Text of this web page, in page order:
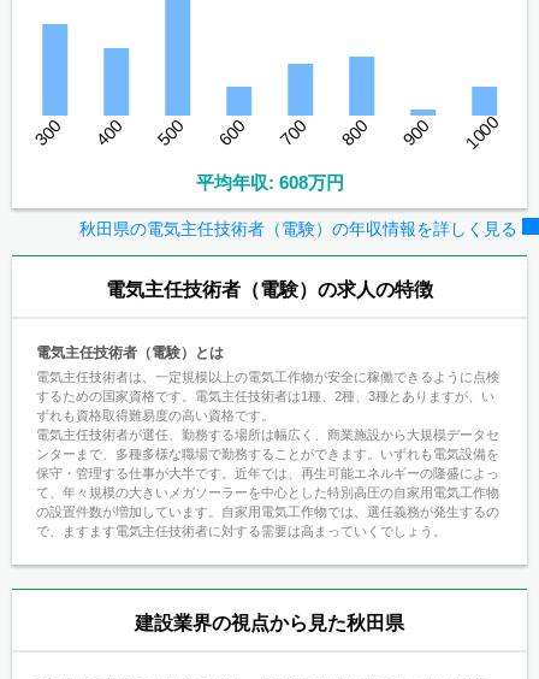
300 400 500 600 700 800 900 1000
平均年収: 608万円
秋田県の電気主任技術者（電験）の年収情報を詳しく見る
電気主任技術者（電験） の求人の特徴
電気主任技術者（電験）とは
電気主任技術者は、一定規模以上の電気工作物が安全に稼働できるように点検
するための国家資格です。電気主任技術者は1種、2種、3種とありますが、い
ずれも資格取得難易度の高い資格です。
電気主任技術者が選任、勤務する場所は幅広く、商業施設から大規模データセ
ンターまで、多種多様な職場で勤務することができます。いずれも電気設備を
保守・管理する仕事が大半です。近年では、再生可能エネルギーの隆盛によっ
て、年々規模の大きいメガソーラーを中心とした特別高圧の自家用電気工作物
の設置件数が増加しています。自家用電気工作物では、選任義務が発生するの
で、ますます電気主任技術者に対する需要は高まっていくでしょう。
建設業界の視点から見た秋田県